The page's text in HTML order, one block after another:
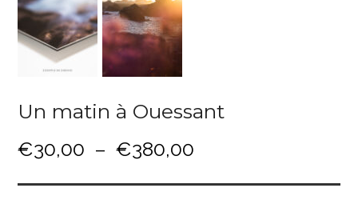
Un matin à Ouessant
€30,00 – €380,00
a